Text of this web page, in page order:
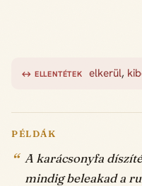
↔ ELLENTÉTEK elkerül,
PÉLDÁK
A karácsonyfa
mindig beleakad a